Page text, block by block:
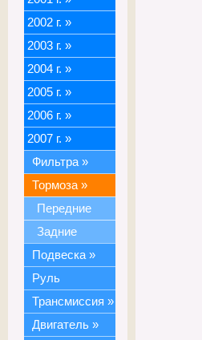
2002 г. »
2003 г. »
2004 г. »
2005 г. »
2006 г. »
2007 г. »
Фильтра »
Тормоза »
Передние
Задние
Подвеска »
Руль
Трансмиссия »
Двигатель »